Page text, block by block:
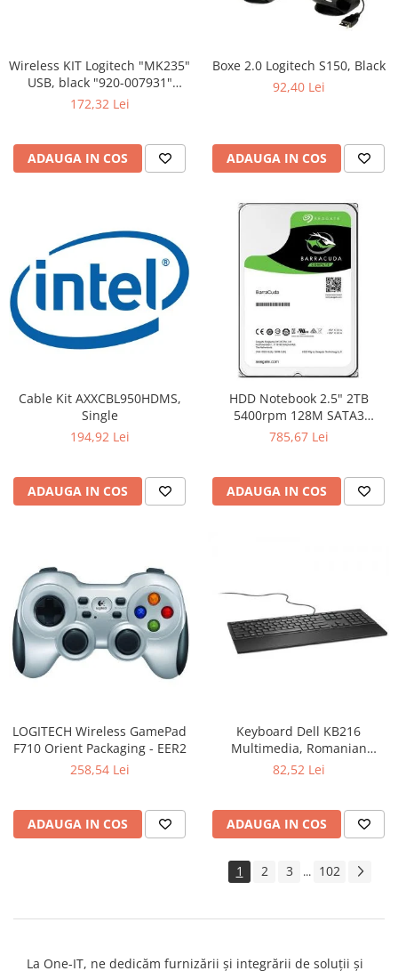
Wireless KIT Logitech "MK235"
USB, black "920-007931"
(include timbru verde 0.01 lei)
172,32 Lei
ADAUGA IN COS
Boxe 2.0 Logitech S150, Black
92,40 Lei
ADAUGA IN COS
Cable Kit AXXCBL950HDMS,
Single
194,92 Lei
ADAUGA IN COS
HDD Notebook 2.5" 2TB
5400rpm 128M SATA3
SEAGATE
785,67 Lei
ADAUGA IN COS
LOGITECH Wireless GamePad
F710 Orient Packaging - EER2
258,54 Lei
ADAUGA IN COS
Keyboard Dell KB216
Multimedia, Romanian
(QWERTZ), Black
82,52 Lei
ADAUGA IN COS
1 2 3 ... 102
La One-IT, ne dedicăm furnizării și integrării de soluții și